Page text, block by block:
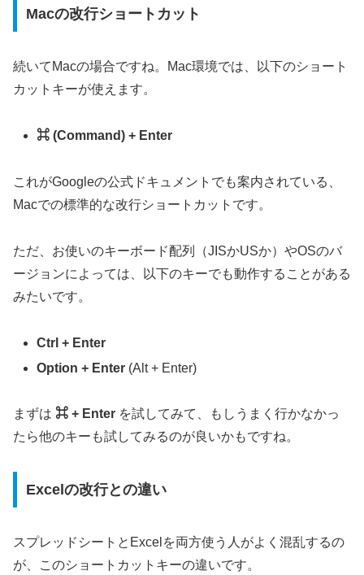
Macの改行ショートカット
続いてMacの場合ですね。Mac環境では、以下のショート
カットキーが使えます。
⌘ (Command) + Enter
これがGoogleの公式ドキュメントでも案内されている、
Macでの標準的な改行ショートカットです。
ただ、お使いのキーボード配列（JISかUSか）やOSのバ
ージョンによっては、以下のキーでも動作することがある
みたいです。
Ctrl + Enter
Option + Enter (Alt + Enter)
まずは ⌘ + Enter を試してみて、もしうまく行かなかっ
たら他のキーも試してみるのが良いかもですね。
Excelの改行との違い
スプレッドシートとExcelを両方使う人がよく混乱するの
が、このショートカットキーの違いです。